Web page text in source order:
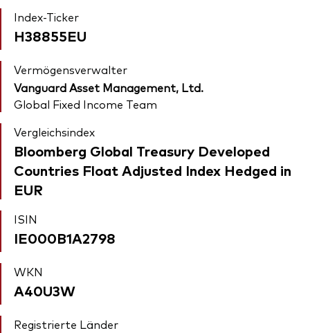
Index-Ticker
H38855EU
Vermögensverwalter
Vanguard Asset Management, Ltd.
Global Fixed Income Team
Vergleichsindex
Bloomberg Global Treasury Developed
Countries Float Adjusted Index Hedged in
EUR
ISIN
IE000B1A2798
WKN
A40U3W
Registrierte Länder